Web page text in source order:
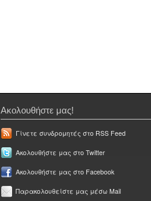
Ακολουθήστε μας!
Γίνετε συνδρομητές στο RSS Feed
Ακολουθήστε μας στο Twitter
Ακολουθήστε μας στο Facebook
Παρακολουθείστε μας μέσω Mail